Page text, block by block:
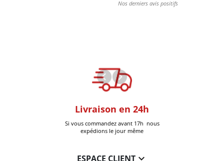
Livraison en 24h
Si vous commandez avant 17h nous
expédions le jour même
ESPACE CLIENT